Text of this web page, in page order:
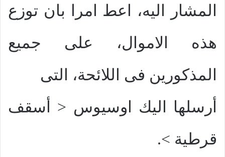
المشار اليه، اعط امرا بان توزع
هذه الاموال، على جميع
المذكورين فى اللائحة، التى
أرسلها اليك اوسيوس < أسقف
قرطية >.